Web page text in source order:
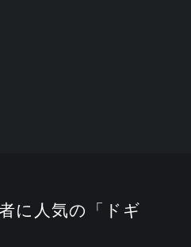
に人気の「ドギ